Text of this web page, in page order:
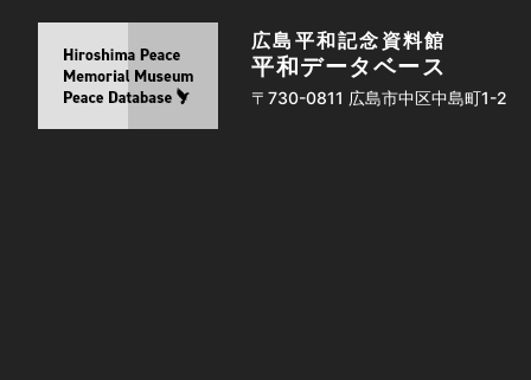
広島平和記念資料館
平和データベース
〒730-0811 広島市中区中島町1-2